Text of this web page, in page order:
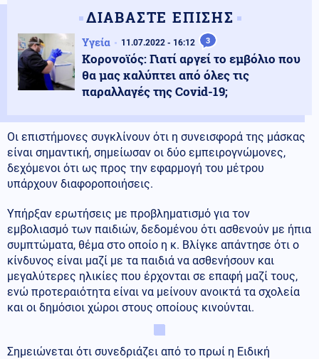
ΔΙΑΒΑΣΤΕ ΕΠΙΣΗΣ
Υγεία 11.07.2022 - 16:12 3
Κορονοϊός: Γιατί αργεί το εμβόλιο που
θα μας καλύπτει από όλες τις
παραλλαγές της Covid-19;
Οι επιστήμονες συγκλίνουν ότι η συνεισφορά της μάσκας
είναι σημαντική, σημείωσαν οι δύο εμπειρογνώμονες,
δεχόμενοι ότι ως προς την εφαρμογή του μέτρου
υπάρχουν διαφοροποιήσεις.
Υπήρξαν ερωτήσεις με προβληματισμό για τον
εμβολιασμό των παιδιών, δεδομένου ότι ασθενούν με ήπια
συμπτώματα, θέμα στο οποίο η κ. Βλίγκε απάντησε ότι ο
κίνδυνος είναι μαζί με τα παιδιά να ασθενήσουν και
μεγαλύτερες ηλικίες που έρχονται σε επαφή μαζί τους,
ενώ προτεραιότητα είναι να μείνουν ανοικτά τα σχολεία
και οι δημόσιοι χώροι στους οποίους κινούνται.
Σημειώνεται ότι συνεδριάζει από το πρωί η Ειδική